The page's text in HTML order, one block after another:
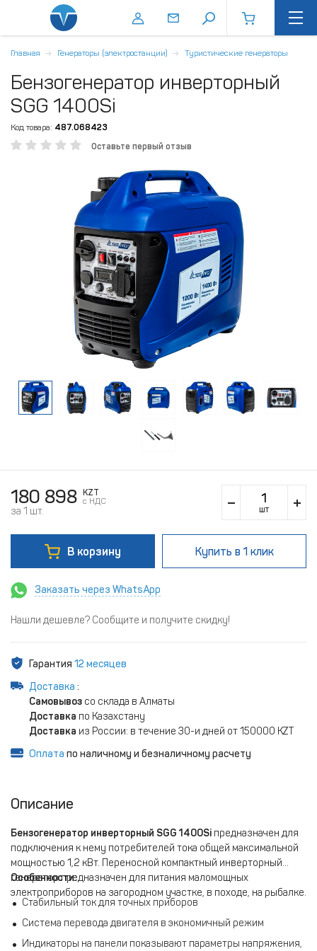
Главная Генераторы (электростанции) Туристические генераторы
Бензогенератор инверторный
SGG 1400Si
Код товара: 487.068423
Оставьте первый отзыв
180 898
KZT
c НДС
за 1 шт. шт
В корзину Купить в 1 клик
Заказать через WhatsApp
Нашли дешевле? Сообщите и получите скидку!
Гарантия 12 месяцев
Доставка :
Самовывоз со склада в Алматы
Доставка по Казахстану
Доставка из России: в течение 30-и дней от 150000 KZT
Оплата по наличному и безналичному расчету
Описание
Бензогенератор инверторный SGG 1400Si предназначен для
подключения к нему потребителей тока общей максимальной
мощностью 1,2 кВт. Переносной компактный инверторный
генератор предназначен для питания маломощных
электроприборов на загородном участке, в походе, на рыбалке.
Особенности:
Стабильный ток для точных приборов
Система перевода двигателя в экономичный режим
Индикаторы на панели показывают параметры напряжения,